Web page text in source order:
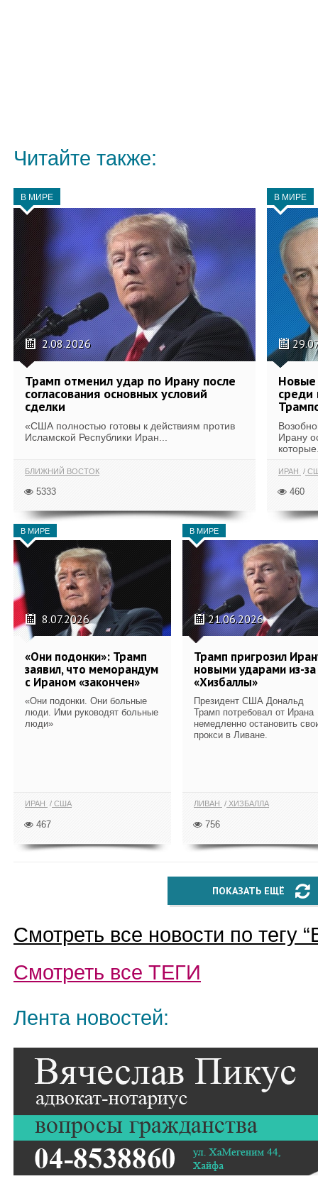
Читайте также:
В МИРЕ
2.08.2026
Трамп отменил удар по Ирану после
согласования основных условий
сделки
«США полностью готовы к действиям против
Исламской Республики Иран...
БЛИЖНИЙ ВОСТОК
5333
В МИРЕ
Новые
среди
Ирану
ИРАН
460
В МИРЕ
8.07.2026
«Они подонки»: Трамп
заявил, что меморандум
с Ираном «закончен»
«Они подонки. Они больные
люди. Ими руководят больные
люди»
ИРАН США
467
В МИРЕ
21.06.2026
Трамп пригрозил
новыми ударами из-за
«Хизбаллы»
Президент США Дональд
Трамп потребовал от Ирана
немедленно остановить
прокси в Ливане.
ЛИВАН ХИЗБАЛЛА
756
ПОКАЗАТЬ ЕЩЁ
Смотреть все новости по тегу “
Смотреть все ТЕГИ
Лента новостей: